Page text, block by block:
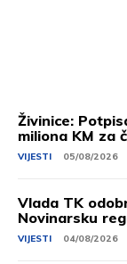
Živinice:
miliona KM
VIJESTI 05/08/2026
Vlada TK
Novinarsku
VIJESTI 04/08/2026